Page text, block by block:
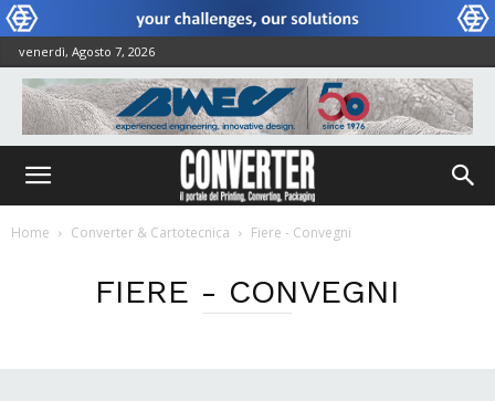
venerdì, Agosto 7, 2026
Home Converter & Cartotecnica Fiere - Convegni
FIERE - CONVEGNI